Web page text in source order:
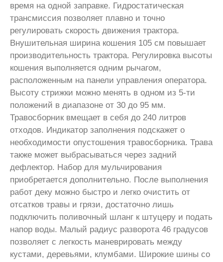
время на одной заправке. Гидростатическая
трансмиссия позволяет плавно и точно
регулировать скорость движения трактора.
Внушительная ширина кошения 105 см повышает
производительность трактора. Регулировка высоты
кошения выполняется одним рычагом,
расположенным на панели управления оператора.
Высоту стрижки можно менять в одном из 5-ти
положений в диапазоне от 30 до 95 мм.
Травосборник вмещает в себя до 240 литров
отходов. Индикатор заполнения подскажет о
необходимости опустошения травосборника. Трава
также может выбрасываться через задний
дефлектор. Набор для мульчирования
приобретается дополнительно. После выполнения
работ деку можно быстро и легко очистить от
отсатков травы и грязи, достаточно лишь
подключить поливочный шланг к штуцеру и подать
напор воды. Малый радиус разворота 46 градусов
позволяет с легкость маневрировать между
кустами, деревьями, клумбами. Широкие шины со